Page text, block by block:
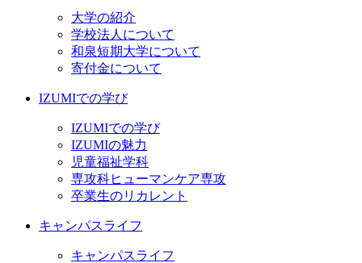
大学の紹介
学校法人について
和泉短期大学について
寄付金について
IZUMIでの学び
IZUMIでの学び
IZUMIの魅力
児童福祉学科
専攻科ヒューマンケア専攻
卒業生のリカレント
キャンパスライフ
キャンパスライフ